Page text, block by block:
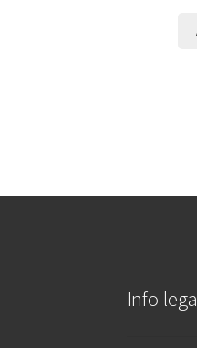
Info